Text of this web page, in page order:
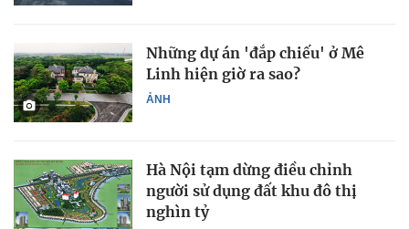
ẢNH
Những dự án 'đắp chiếu' ở Mê
Linh hiện giờ ra sao?
Hà Nội tạm dừng điều chỉnh
người sử dụng đất khu đô thị
nghìn tỷ